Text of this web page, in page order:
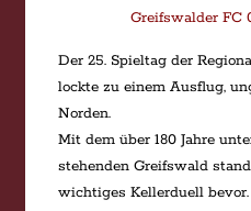
Greifswalder FC
Der 25. Spieltag der
lockte zu einem Ausflug,
Norden.
Mit dem über 180 Jahre
stehenden Greifswald
wichtiges Kellerduell bevor.